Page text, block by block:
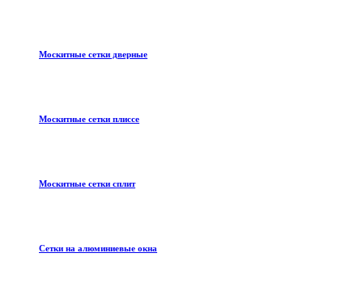
Москитные сетки дверные
Москитные сетки плиссе
Москитные сетки сплит
Сетки на алюминиевые окна